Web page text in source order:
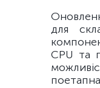
для
CPU та